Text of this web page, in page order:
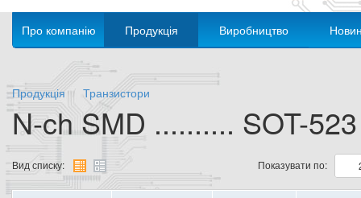
Про компанію Продукція Виробництво
Продукція Транзистори
N-ch SMD .......... SOT-523
Вид списку: Показувати по: